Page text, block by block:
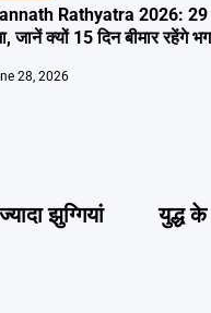
Rathyatra 2026: 29
जानें क्यों 15 दिन बीमार रहेंगे
28, 2026
झुग्गियां
युद्ध